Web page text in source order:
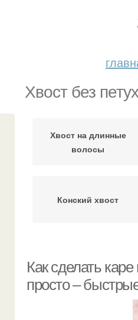
Хвост без
Хвост на длинные
волосы
Конский хвост
Как сделать
просто –